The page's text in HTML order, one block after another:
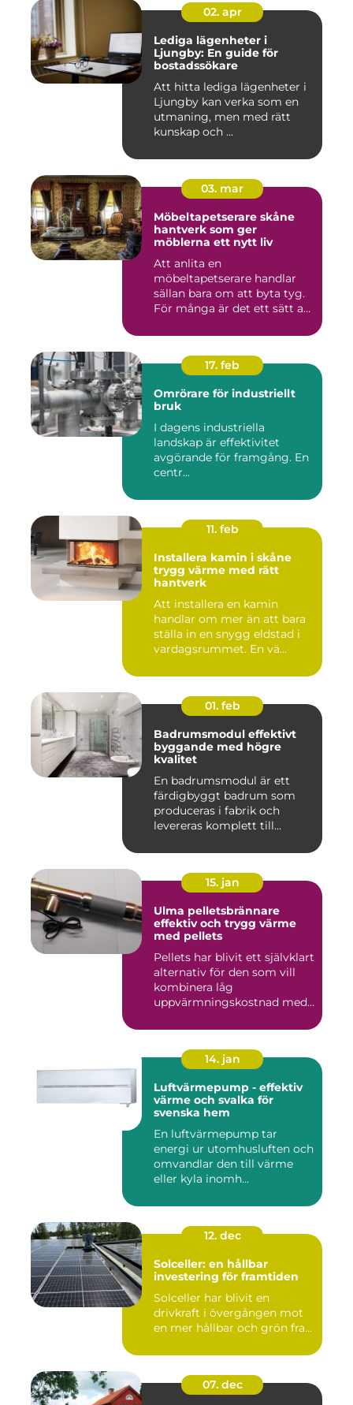
02. apr
Lediga lägenheter i
Ljungby: En guide för
bostadssökare
Att hitta lediga lägenheter i
Ljungby kan verka som en
utmaning, men med rätt
kunskap och ...
03. mar
Möbeltapetserare skåne
hantverk som ger
möblerna ett nytt liv
Att anlita en
möbeltapetserare handlar
sällan bara om att byta tyg.
För många är det ett sätt att
17. feb
Omrörare för industriellt
bruk
I dagens industriella
landskap är effektivitet
avgörande för framgång. En
centr...
11. feb
Installera kamin i skåne
trygg värme med rätt
hantverk
Att installera en kamin
handlar om mer än att bara
ställa in en snygg eldstad i
vardagsrummet. En vä...
01. feb
Badrumsmodul effektivt
byggande med högre
kvalitet
En badrumsmodul är ett
färdigbyggt badrum som
produceras i fabrik och
levereras komplett till
15. jan
Ulma pelletsbrännare
effektiv och trygg värme
med pellets
Pellets har blivit ett självklart
alternativ för den som vill
kombinera låg
uppvärmningskostnad med
14. jan
Luftvärmepump - effektiv
värme och svalka för
svenska hem
En luftvärmepump tar
energi ur utomhusluften och
omvandlar den till värme
eller kyla inomh...
12. dec
Solceller: en hållbar
investering för framtiden
Solceller har blivit en
drivkraft i övergången mot
en mer hållbar och grön fra...
07. dec